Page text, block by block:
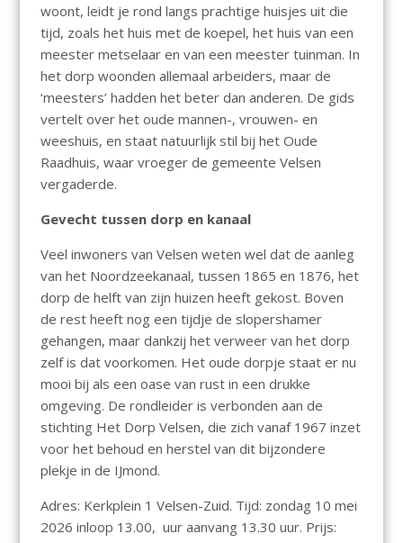
woont, leidt je rond langs prachtige huisjes uit die
tijd, zoals het huis met de koepel, het huis van een
meester metselaar en van een meester tuinman. In
het dorp woonden allemaal arbeiders, maar de
‘meesters’ hadden het beter dan anderen. De gids
vertelt over het oude mannen-, vrouwen- en
weeshuis, en staat natuurlijk stil bij het Oude
Raadhuis, waar vroeger de gemeente Velsen
vergaderde.
Gevecht tussen dorp en kanaal
Veel inwoners van Velsen weten wel dat de aanleg
van het Noordzeekanaal, tussen 1865 en 1876, het
dorp de helft van zijn huizen heeft gekost. Boven
de rest heeft nog een tijdje de slopershamer
gehangen, maar dankzij het verweer van het dorp
zelf is dat voorkomen. Het oude dorpje staat er nu
mooi bij als een oase van rust in een drukke
omgeving. De rondleider is verbonden aan de
stichting Het Dorp Velsen, die zich vanaf 1967 inzet
voor het behoud en herstel van dit bijzondere
plekje in de IJmond.
Adres: Kerkplein 1 Velsen-Zuid. Tijd: zondag 10 mei
2026 inloop 13.00, uur aanvang 13.30 uur. Prijs: